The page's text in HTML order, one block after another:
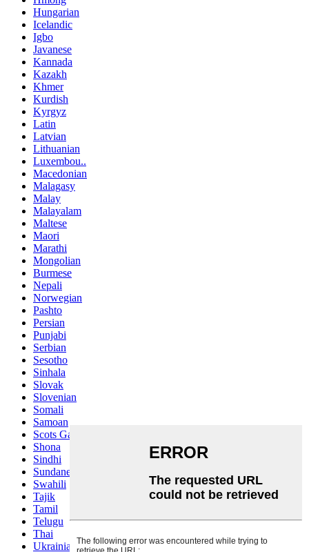
Hungarian
Icelandic
Igbo
Javanese
Kannada
Kazakh
Khmer
Kurdish
Kyrgyz
Latin
Latvian
Lithuanian
Luxembou..
Macedonian
Malagasy
Malay
Malayalam
Maltese
Maori
Marathi
Mongolian
Burmese
Nepali
Norwegian
Pashto
Persian
Punjabi
Serbian
Sesotho
Sinhala
Slovak
Slovenian
Somali
Samoan
Scots Gaelic
Shona
Sindhi
Sundanese
Swahili
Tajik
Tamil
Telugu
Thai
Ukrainian